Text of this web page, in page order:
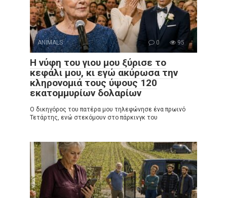
ANIMALS 0 95
Η νύφη του γιου μου ξύρισε το
κεφάλι μου, κι εγώ ακύρωσα την
κληρονομιά τους ύψους 120
εκατομμυρίων δολαρίων
Ο δικηγόρος του πατέρα μου τηλεφώνησε ένα πρωινό
Τετάρτης, ενώ στεκόμουν στο πάρκινγκ του